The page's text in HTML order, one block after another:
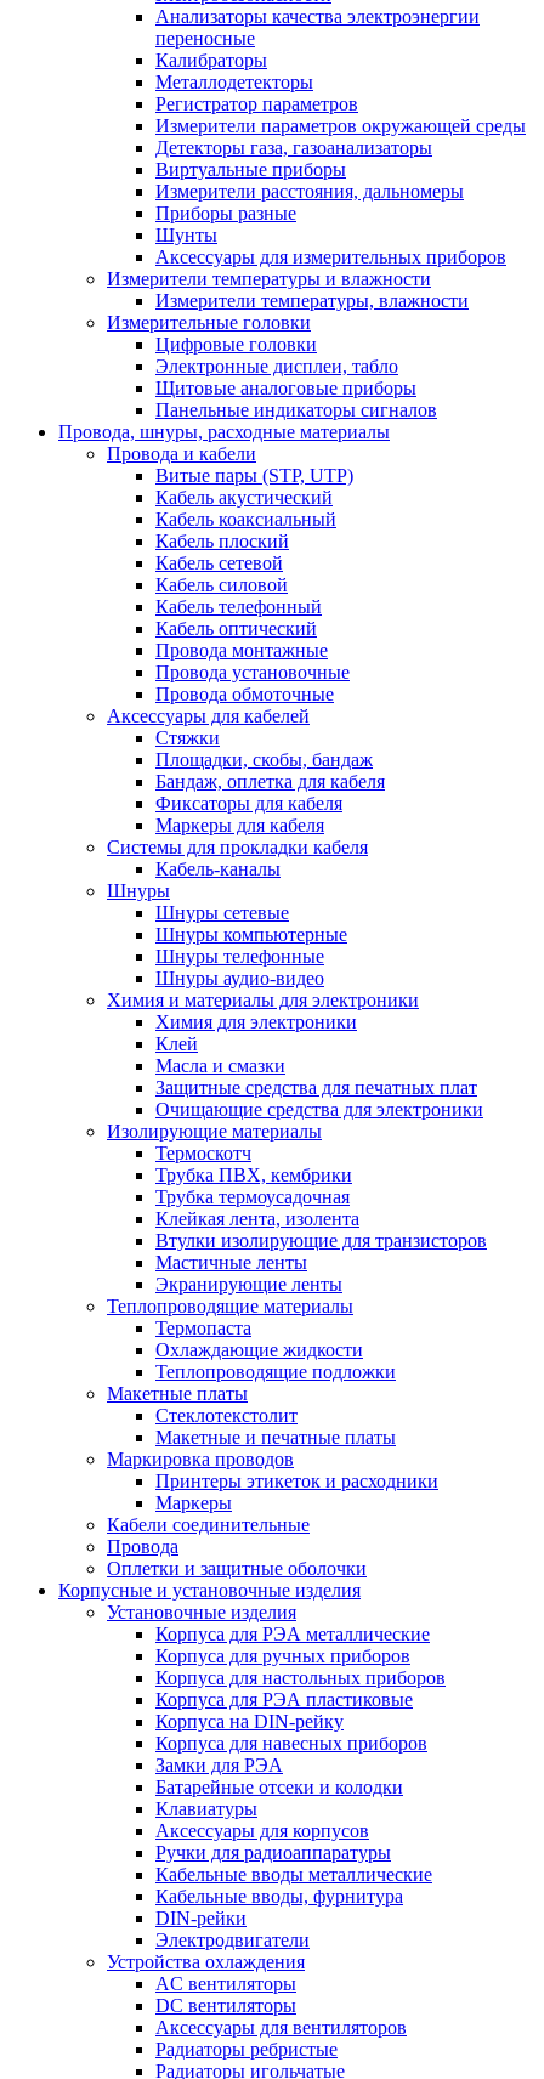
Анализаторы качества электроэнергии
переносные
Калибраторы
Металлодетекторы
Регистратор параметров
Измерители параметров окружающей среды
Детекторы газа, газоанализаторы
Виртуальные приборы
Измерители расстояния, дальномеры
Приборы разные
Шунты
Аксессуары для измерительных приборов
Измерители температуры и влажности
Измерители температуры, влажности
Измерительные головки
Цифровые головки
Электронные дисплеи, табло
Щитовые аналоговые приборы
Панельные индикаторы сигналов
Провода, шнуры, расходные материалы
Провода и кабели
Витые пары (STP, UTP)
Кабель акустический
Кабель коаксиальный
Кабель плоский
Кабель сетевой
Кабель силовой
Кабель телефонный
Кабель оптический
Провода монтажные
Провода установочные
Провода обмоточные
Аксессуары для кабелей
Стяжки
Площадки, скобы, бандаж
Бандаж, оплетка для кабеля
Фиксаторы для кабеля
Маркеры для кабеля
Системы для прокладки кабеля
Кабель-каналы
Шнуры
Шнуры сетевые
Шнуры компьютерные
Шнуры телефонные
Шнуры аудио-видео
Химия и материалы для электроники
Химия для электроники
Клей
Масла и смазки
Защитные средства для печатных плат
Очищающие средства для электроники
Изолирующие материалы
Термоскотч
Трубка ПВХ, кембрики
Трубка термоусадочная
Клейкая лента, изолента
Втулки изолирующие для транзисторов
Мастичные ленты
Экранирующие ленты
Теплопроводящие материалы
Термопаста
Охлаждающие жидкости
Теплопроводящие подложки
Макетные платы
Стеклотекстолит
Макетные и печатные платы
Маркировка проводов
Принтеры этикеток и расходники
Маркеры
Кабели соединительные
Провода
Оплетки и защитные оболочки
Корпусные и установочные изделия
Установочные изделия
Корпуса для РЭА металлические
Корпуса для ручных приборов
Корпуса для настольных приборов
Корпуса для РЭА пластиковые
Корпуса на DIN-рейку
Корпуса для навесных приборов
Замки для РЭА
Батарейные отсеки и колодки
Клавиатуры
Аксессуары для корпусов
Ручки для радиоаппаратуры
Кабельные вводы металлические
Кабельные вводы, фурнитура
DIN-рейки
Электродвигатели
Устройства охлаждения
AC вентиляторы
DC вентиляторы
Аксессуары для вентиляторов
Радиаторы ребристые
Радиаторы игольчатые